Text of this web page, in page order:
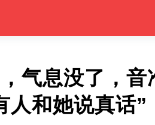
气息没了，音
人和她说真话”